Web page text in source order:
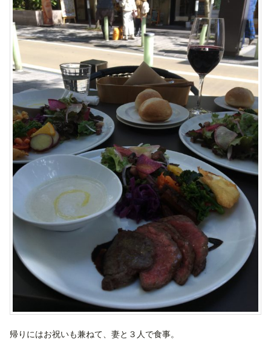
帰りにはお祝いも兼ねて、妻と３人で食事。